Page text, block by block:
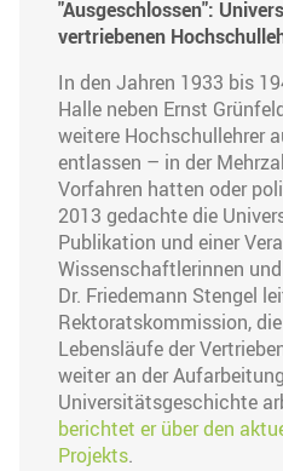
"Ausgeschlossen":
vertriebenen
In den Jahren 1933 bis
Halle neben Ernst
weitere Hochschullehrer
entlassen – in der
Vorfahren hatten oder
2013 gedachte die
Publikation und einer
Wissenschaftlerinnen
Dr. Friedemann Stengel
Rektoratskommission,
Lebensläufe der
weiter an der
Universitätsgeschichte
berichtet er über den
Projekts.